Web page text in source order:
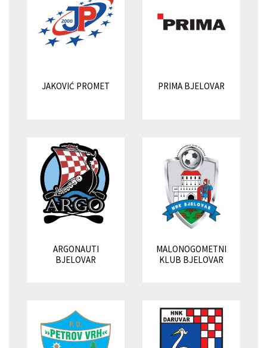
JAKOVIĆ PROMET PRIMA BJELOVAR
ARGONAUTI
BJELOVAR
MALONOGOMETNI
KLUB BJELOVAR